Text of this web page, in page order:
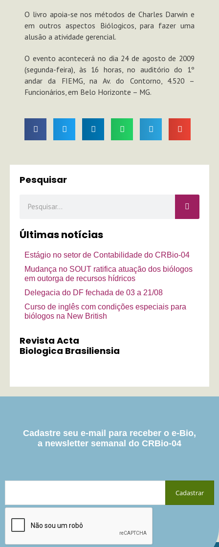
O livro apoia-se nos métodos de Charles Darwin e
em outros aspectos Biólogicos, para fazer uma
alusão a atividade gerencial.
O evento acontecerá no dia 24 de agosto de 2009
(segunda-feira), às 16 horas, no auditório do 1º
andar da FIEMG, na Av. do Contorno, 4.520 –
Funcionários, em Belo Horizonte – MG.
Pesquisar
Últimas notícias
Estágio no setor de Contabilidade do CRBio-04
Mudança no SOUT ratifica atuação dos biólogos
em outorga de recursos hídricos
Delegacia do DF fechada de 03 a 21/08
Curso de inglês com condições especiais para
biólogos na New British
Revista Acta
Biologica Brasiliensia
Cadastre seu e-mail para receber o e-Bio,
a newsletter semanal do CRBio-04